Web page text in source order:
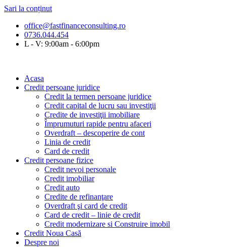
Sari la conținut
office@fastfinanceconsulting.ro
0736.044.454
L - V: 9:00am - 6:00pm
Acasa
Credit persoane juridice
Credit la termen persoane juridice
Credit capital de lucru sau investiţii
Credite de investiţii imobiliare
Împrumuturi rapide pentru afaceri
Overdraft – descoperire de cont
Linia de credit
Card de credit
Credit persoane fizice
Credit nevoi personale
Credit imobiliar
Credit auto
Credite de refinanţare
Overdraft şi card de credit
Card de credit – linie de credit
Credit modernizare si Construire imobil
Credit Noua Casă
Despre noi